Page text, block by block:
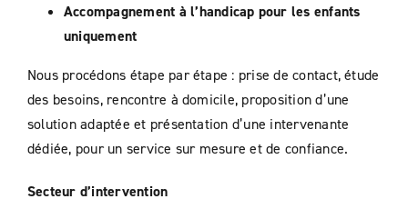
Accompagnement à l’handicap pour les enfants
uniquement
Nous procédons étape par étape : prise de contact, étude
des besoins, rencontre à domicile, proposition d’une
solution adaptée et présentation d’une intervenante
dédiée, pour un service sur mesure et de confiance.
Secteur d’intervention